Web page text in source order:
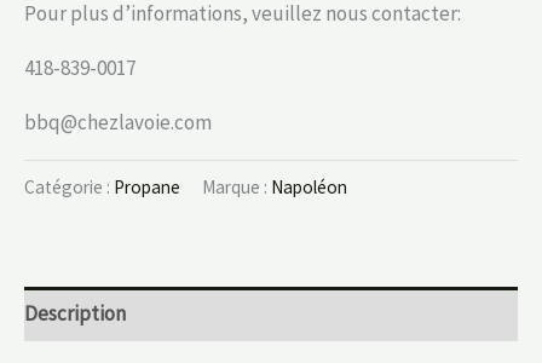
Pour plus d’informations, veuillez nous contacter:
418-839-0017
bbq@chezlavoie.com
Catégorie : Propane Marque : Napoléon
Description